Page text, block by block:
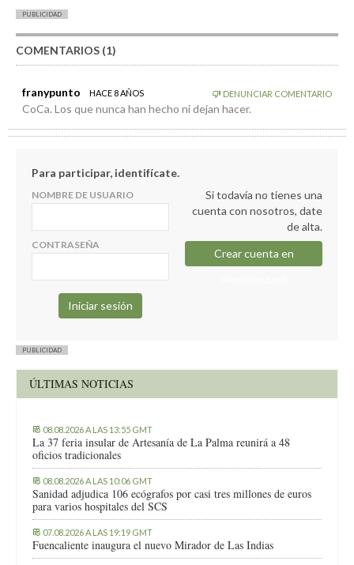
PUBLICIDAD
COMENTARIOS (1)
franypunto HACE 8 AÑOS DENUNCIAR COMENTARIO
CoCa. Los que nunca han hecho ni dejan hacer.
Para participar, identifícate.
NOMBRE DE USUARIO
CONTRASEÑA
Si todavía no tienes una
cuenta con nosotros, date
de alta.
Crear cuenta en
PUBLICIDAD
ÚLTIMAS NOTICIAS
08.08.2026 A LAS 13:55 GMT
La 37 feria insular de Artesanía de La Palma reunirá a 48
oficios tradicionales
08.08.2026 A LAS 10:06 GMT
Sanidad adjudica 106 ecógrafos por casi tres millones de euros
para varios hospitales del SCS
07.08.2026 A LAS 19:19 GMT
Fuencaliente inaugura el nuevo Mirador de Las Indias